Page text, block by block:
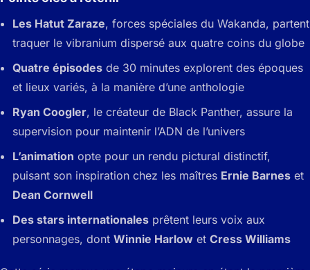
Les Hatut Zaraze, forces spéciales du Wakanda, partent
traquer le vibranium dispersé aux quatre coins du globe
Quatre épisodes de 30 minutes explorent des époques
et lieux variés, à la manière d’une anthologie
Ryan Coogler, le créateur de Black Panther, assure la
supervision pour maintenir l’ADN de l’univers
L’animation opte pour un rendu pictural distinctif,
puisant son inspiration chez les maîtres Ernie Barnes et
Dean Cornwell
Des stars internationales prêtent leurs voix aux
personnages, dont Winnie Harlow et Cress Williams